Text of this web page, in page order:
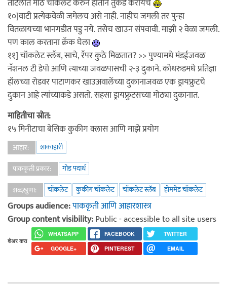
ताटलीत मोठे चॉकलेट करुन हाताने तुकडे करायचे
१०]वाटी प्रत्येकवेळी जमेलच असे नाही. नाहीच जमली तर पुन्हा
वितळायच्या भानगडीत पडु नये. तसेच खाउन संपवावी. माझी २ वेळा जमली.
पण काल करताना क्रॅक घेला
११] चॉकलेट स्लॅब, साचे, रॅपर कुठे मिळतात? >> पुण्यामधे मंडईजवळ
नॅशनल टी डेपो आणि त्याच्या जवळपासची २-३ दुकाने. कोथरुडमधे प्रतिज्ञा
हॉलच्या रोडवर पाटाणकर खाउअवालेंच्या दुकानाजवळ एक ड्रायफ्रुटचे
दुकान आहे त्यांच्याकडे असतो. सहसा ड्रायफ्रुटसच्या मोठ्या दुकानात.
माहितीचा स्रोत:
१५ मिनीटाचा बेसिक कुकीग क्लास आणि माझे प्रयोग
आहार:
शाकाहारी
पाककृती प्रकार:
गोड पदार्थ
शब्दखुणा:
चॉकलेट कुकींग चॉकलेट चॉकलेट स्लॅब होममेड चॉकलेट
Groups audience:पाककृती आणि आहारशास्त्र
Group content visibility:Public - accessible to all site users
शेअर करा
WHATSAPP FACEBOOK
TWITTER
GOOGLE+
PINTEREST EMAIL